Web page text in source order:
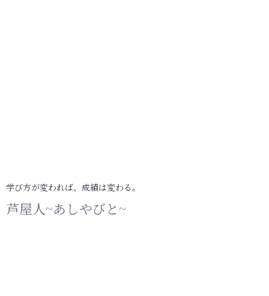
学び方が変われば、成績は変わる。
芦屋人~あしやびと~